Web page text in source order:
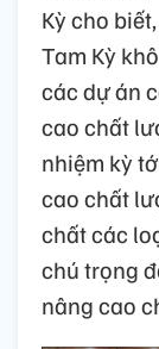
Kỳ cho
Tam Kỳ
các dự án
cao chất
nhiệm kỳ
cao chất
chất các
chú trọng
nâng cao